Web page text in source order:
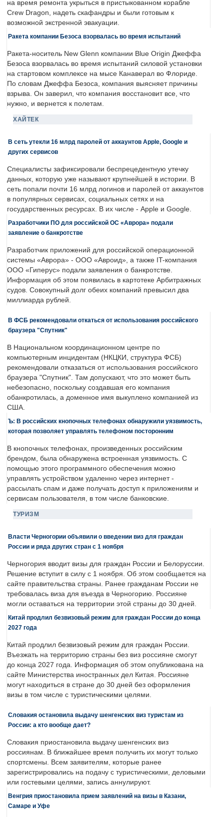
на время ремонта укрыться в пристыкованном корабле
Crew Dragon, надеть скафандры и были готовым к
возможной экстренной эвакуации.
Ракета компании Безоса взорвалась во время испытаний
Ракета-носитель New Glenn компании Blue Origin Джеффа
Безоса взорвалась во время испытаний силовой установки
на стартовом комплексе на мысе Канаверал во Флориде.
По словам Джеффа Безоса, компания выясняет причины
взрыва. Он заверил, что компания восстановит все, что
нужно, и вернется к полетам.
ХАЙТЕК
В сеть утекли 16 млрд паролей от аккаунтов Apple, Google и
других сервисов
Специалисты зафиксировали беспрецедентную утечку
данных, которую уже называют крупнейшей в истории. В
сеть попали почти 16 млрд логинов и паролей от аккаунтов
в популярных сервисах, социальных сетях и на
государственных ресурсах. В их числе - Apple и Google.
Разработчики ПО для российской ОС «Аврора» подали
заявление о банкротстве
Разработчик приложений для российской операционной
системы «Аврора» - ООО «Авроид», а также IT-компания
ООО «Гиперус» подали заявления о банкротстве.
Информация об этом появилась в картотеке Арбитражных
судов. Совокупный долг обеих компаний превысил два
миллиарда рублей.
В ФСБ рекомендовали откаться от использования российского
браузера "Спутник"
В Национальном координационном центре по
компьютерным инцидентам (НКЦКИ, структура ФСБ)
рекомендовали отказаться от использования российского
браузера "Спутник". Там допускают, что это может быть
небезопасно, поскольку создавшая его компания
обанкротилась, а доменное имя выкуплено компанией из
США.
Ъ: В российских кнопочных телефонах обнаружили уязвимость,
которая позволяет управлять телефоном посторонним
В кнопочных телефонах, произведенных российским
брендом, была обнаружена встроенная уязвимость. С
помощью этого программного обеспечения можно
управлять устройством удаленно через интернет -
рассылать спам и даже получать доступ к приложениям и
сервисам пользователя, в том числе банковские.
ТУРИЗМ
Власти Черногории объявили о введении виз для граждан
России и ряда других стран с 1 ноября
Черногория вводит визы для граждан России и Белоруссии.
Решение вступит в силу с 1 ноября. Об этом сообщается на
сайте правительства страны. Ранее гражданам России не
требовалась виза для въезда в Черногорию. Россияне
могли оставаться на территории этой страны до 30 дней.
Китай продлил безвизовый режим для граждан России до конца
2027 года
Китай продлил безвизовый режим для граждан России.
Въезжать на территорию страны без виз россияне смогут
до конца 2027 года. Информация об этом опубликована на
сайте Министерства иностранных дел Китая. Россияне
могут находиться в стране до 30 дней без оформления
визы в том числе с туристическими целями.
Словакия остановила выдачу шенгенских виз туристам из
России: а кто вообще дает?
Словакия приостановила выдачу шенгенских виз
россиянам. В ближайшее время получить их могут только
спортсмены. Всем заявителям, которые ранее
зарегистрировались на подачу с туристическими, деловыми
или гостевыми целями, запись аннулируют.
Венгрия приостановила прием заявлений на визы в Казани,
Самаре и Уфе